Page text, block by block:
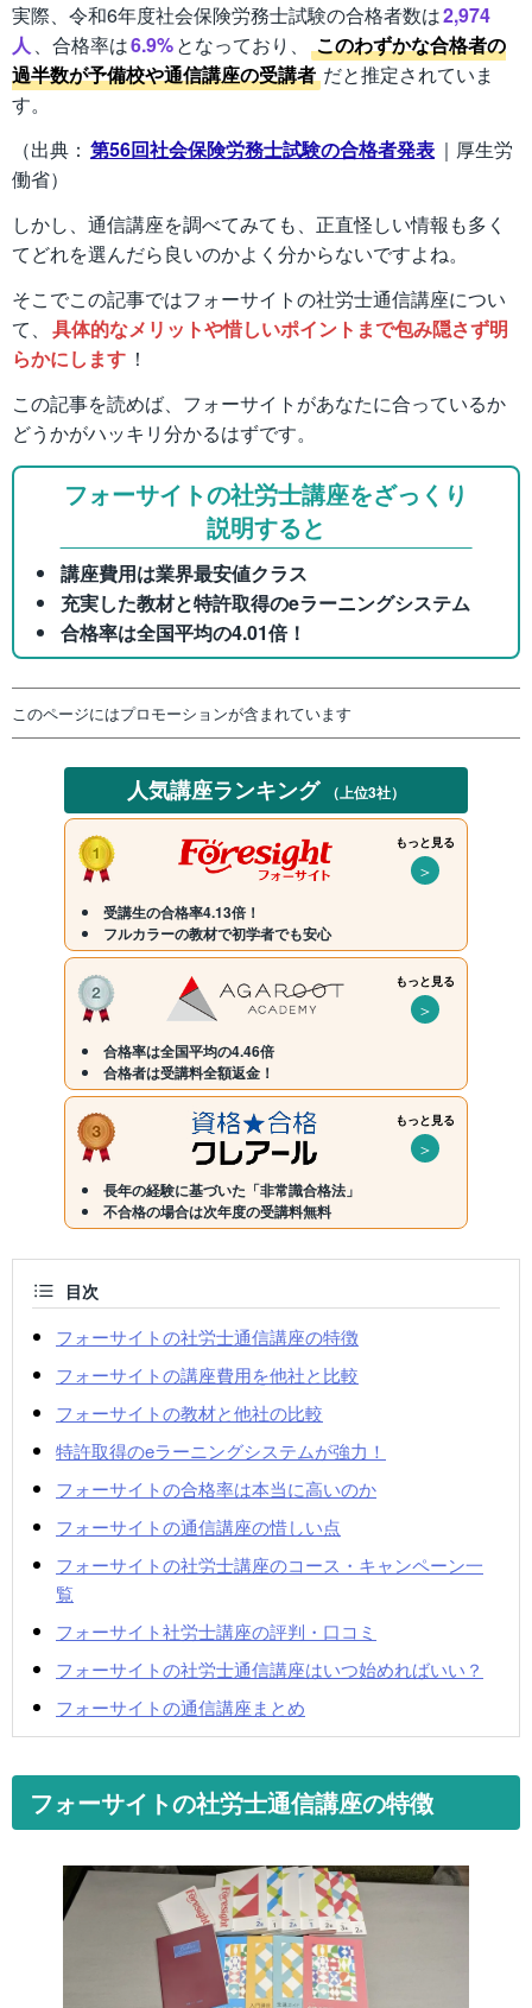
実際、令和6年度社会保険労務士試験の合格者数は2,974
人 、合格率は6.9%となっており、
このわずかな合格者の
過半数が予備校や通信講座の受講者 だと推定されていま
す。
（出典： 第56回社会保険労務士試験の合格者発表 ｜厚生労
働省）
しかし、通信講座を調べてみても、正直怪しい情報も多く
てどれを選んだら良いのかよく分からないですよね。
そこでこの記事ではフォーサイトの社労士通信講座につい
て、 具体的なメリットや惜しいポイントまで包み隠さず明
らかにします ！
この記事を読めば、フォーサイトがあなたに合っているか
どうかがハッキリ分かるはずです。
フォーサイトの社労士講座をざっくり
説明すると
講座費用は業界最安値クラス
充実した教材と特許取得のeラーニングシステム
合格率は全国平均の4.01倍！
このページにはプロモーションが含まれています
人気講座ランキング （上位3社）
もっと見る
＞
受講生の合格率4.13倍！
フルカラーの教材で初学者でも安心
もっと見る
＞
合格率は全国平均の4.46倍
合格者は受講料全額返金！
もっと見る
＞
長年の経験に基づいた「非常識合格法」
不合格の場合は次年度の受講料無料
目次
フォーサイトの社労士通信講座の特徴
フォーサイトの講座費用を他社と比較
フォーサイトの教材と他社の比較
特許取得のeラーニングシステムが強力！
フォーサイトの合格率は本当に高いのか
フォーサイトの通信講座の惜しい点
フォーサイトの社労士講座のコース・キャンペーン一
覧
フォーサイト社労士講座の評判・口コミ
フォーサイトの社労士通信講座はいつ始めればいい？
フォーサイトの通信講座まとめ
フォーサイトの社労士通信講座の特徴